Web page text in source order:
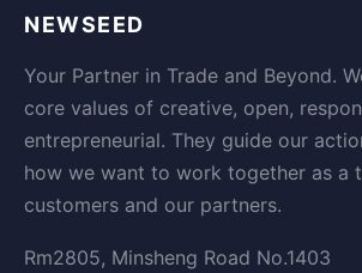
NEWSEED
Your Partner in Trade and Beyond.
core values of creative, open,
entrepreneurial. They guide our
how we want to work together as a
customers and our partners.
Rm2805, Minsheng Road No.1403